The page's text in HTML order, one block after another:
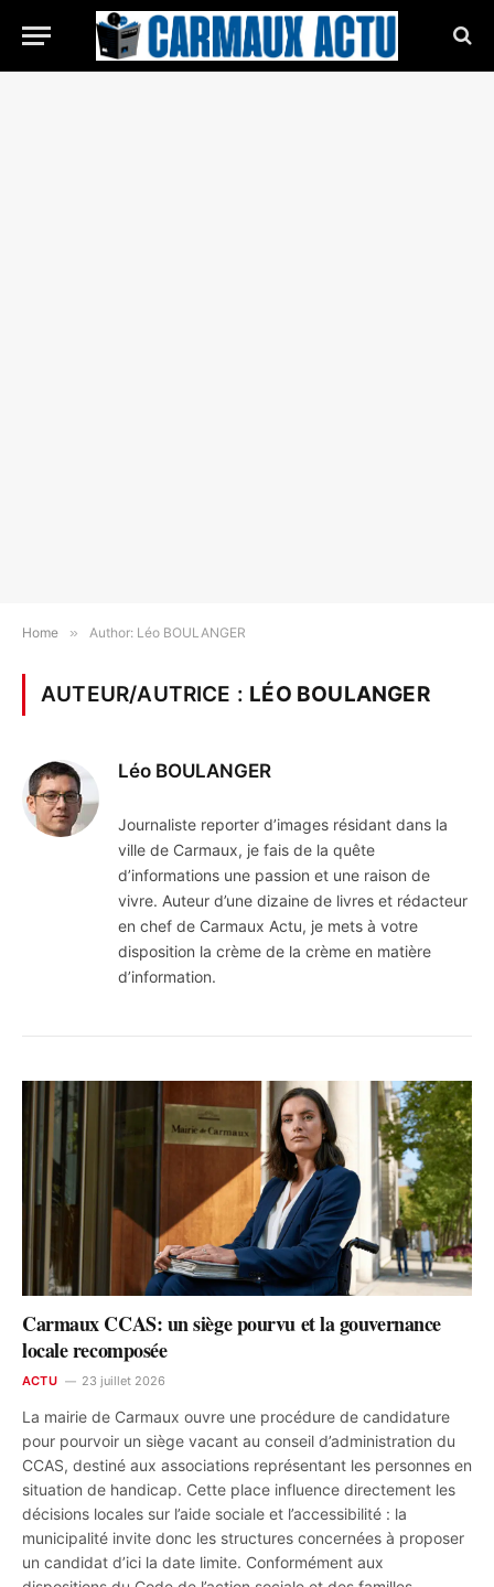
Home » Author: Léo BOULANGER
AUTEUR/AUTRICE : LÉO BOULANGER
Léo BOULANGER
Journaliste reporter d’images résidant dans la
ville de Carmaux, je fais de la quête
d’informations une passion et une raison de
vivre. Auteur d’une dizaine de livres et rédacteur
en chef de Carmaux Actu, je mets à votre
disposition la crème de la crème en matière
d’information.
Carmaux CCAS: un siège pourvu et la gouvernance
locale recomposée
ACTU 23 juillet 2026
La mairie de Carmaux ouvre une procédure de candidature
pour pourvoir un siège vacant au conseil d’administration du
CCAS, destiné aux associations représentant les personnes en
situation de handicap. Cette place influence directement les
décisions locales sur l’aide sociale et l’accessibilité : la
municipalité invite donc les structures concernées à proposer
un candidat d’ici la date limite. Conformément aux